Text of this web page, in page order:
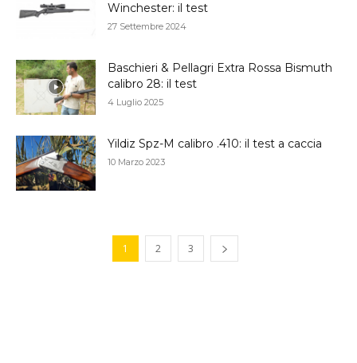
Winchester: il test
27 Settembre 2024
Baschieri & Pellagri Extra Rossa Bismuth
calibro 28: il test
4 Luglio 2025
Yildiz Spz-M calibro .410: il test a caccia
10 Marzo 2023
1 2 3